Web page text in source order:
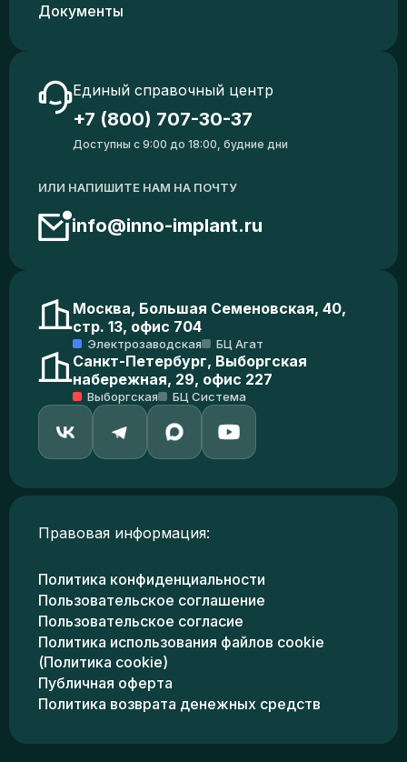
Документы
Единый справочный центр
+7 (800) 707-30-37
Доступны с 9:00 до 18:00, будние дни
ИЛИ НАПИШИТЕ НАМ НА ПОЧТУ
info@inno-implant.ru
Москва, Большая Семеновская, 40,
стр. 13, офис 704
Электрозаводская БЦ Агат
Санкт-Петербург, Выборгская
набережная, 29, офис 227
Выборгская БЦ Система
Правовая информация:
Политика конфиденциальности
Пользовательское соглашение
Пользовательское согласие
Политика использования файлов cookie
(Политика cookie)
Публичная оферта
Политика возврата денежных средств